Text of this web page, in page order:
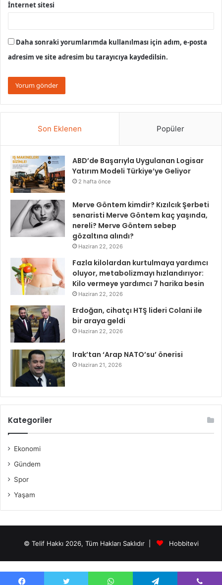
İnternet sitesi
Daha sonraki yorumlarımda kullanılması için adım, e-posta
adresim ve site adresim bu tarayıcıya kaydedilsin.
Son Eklenen Popüler
ABD’de Başarıyla Uygulanan Logisar
Yatırım Modeli Türkiye’ye Geliyor
2 hafta önce
Merve Göntem kimdir? Kızılcık Şerbeti
senaristi Merve Göntem kaç yaşında,
nereli? Merve Göntem sebep
gözaltına alındı?
Haziran 22, 2026
Fazla kilolardan kurtulmaya yardımcı
oluyor, metabolizmayı hızlandırıyor:
Kilo vermeye yardımcı 7 harika besin
Haziran 22, 2026
Erdoğan, cihatçı HTŞ lideri Colani ile
bir araya geldi
Haziran 22, 2026
Irak’tan ‘Arap NATO’su’ önerisi
Haziran 21, 2026
Kategoriler
Ekonomi
Gündem
Spor
Yaşam
© Telif Hakkı 2026, Tüm Hakları Saklıdır | Hobbitevi